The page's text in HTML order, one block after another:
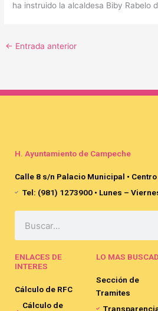
ha instruido la alcaldesa Biby Rabelo
← Entrada anterior
H. Ayuntamiento de Campeche
Calle 8 s/n Palacio Municipal •
Tel: (981) 1273900 • Lunes –
ENLACES DE
INTERES
Cálculo de RFC
Cálculo de
LO MAS
Sección de
Tramites